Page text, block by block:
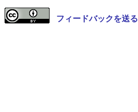
フィードバックを送る